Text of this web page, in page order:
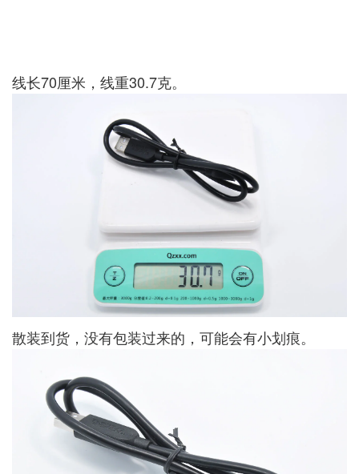
线长70厘米，线重30.7克。
散装到货，没有包装过来的，可能会有小划痕。